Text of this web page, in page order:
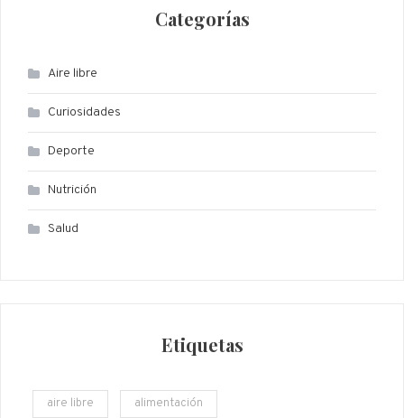
Categorías
Aire libre
Curiosidades
Deporte
Nutrición
Salud
Etiquetas
aire libre alimentación